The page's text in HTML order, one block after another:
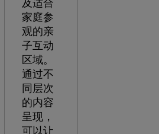
及适合
家庭参
观的亲
子互动
区域。
通过不
同层次
的内容
呈现，
可以让